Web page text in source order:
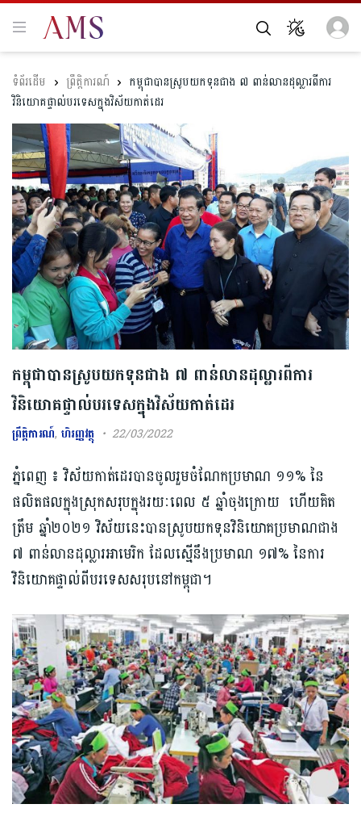
ព្រឹត្តិការណ៍
កម្ពុជាបានស្រូបយកទុនជាង ៧ ពាន់លានដុល្លារពីការ
វិនិយោគផ្ទាល់បរទេសក្នុងវិស័យកាត់ដេរ
កម្ពុជាបានស្រូបយកទុនជាង ៧ ពាន់លានដុល្លារពីការ
វិនិយោគផ្ទាល់បរទេសក្នុងវិស័យកាត់ដេរ
ព្រឹត្តិការណ៍,ហិរញ្ញវត្ថុ 22/03/2022
ភ្នំពេញ ៖ វិស័យកាត់ដេរបានចូលរួមចំណែកប្រមាណ ១១% នៃ
ផលិតផលក្នុងស្រុកសរុបក្នុងរយៈពេល ៥ ឆ្នាំចុងក្រោយ ហើយគិត
ត្រឹម ឆ្នាំ២០២១ វិស័យនេះបានស្រូបយកទុនវិនិយោគប្រមាណជាង
៧ ពាន់លានដុល្លារអាមេរិក ដែលស្មើនឹងប្រមាណ ១៧% នៃការ
វិនិយោគផ្ទាល់ពីបរទេសសរុបនៅកម្ពុជា។